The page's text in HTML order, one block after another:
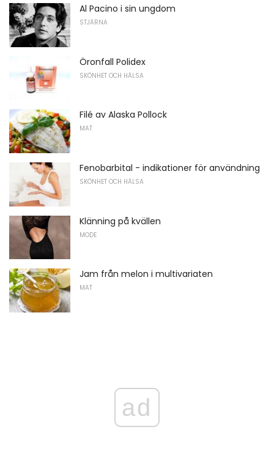
Al Pacino i sin ungdom
STJÄRNA
Öronfall Polidex
SKÖNHET OCH HÄLSA
Filé av Alaska Pollock
MAT
Fenobarbital - indikationer för användning
SKÖNHET OCH HÄLSA
Klänning på kvällen
MODE
Jam från melon i multivariaten
MAT
ad